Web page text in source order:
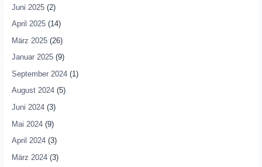
Juni 2025(2)
April 2025(14)
März 2025(26)
Januar 2025(9)
September 2024(1)
August 2024(5)
Juni 2024(3)
Mai 2024(9)
April 2024(3)
März 2024(3)